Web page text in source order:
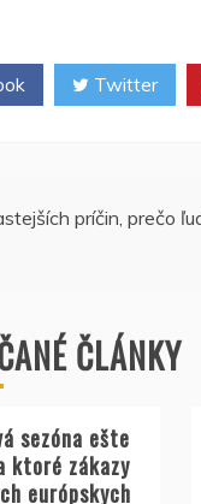
Twitter
príčin, prečo
ČLÁNKY
sezóna ešte
ktoré zákazy
európskych